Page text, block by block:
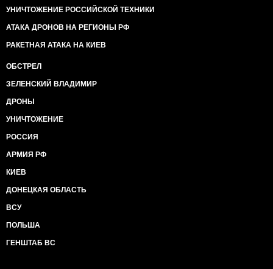
УНИЧТОЖЕНИЕ РОССИЙСКОЙ ТЕХНИКИ
АТАКА ДРОНОВ НА РЕГИОНЫ РФ
РАКЕТНАЯ АТАКА НА КИЕВ
ОБСТРЕЛ
ЗЕЛЕНСКИЙ ВЛАДИМИР
ДРОНЫ
УНИЧТОЖЕНИЕ
РОССИЯ
АРМИЯ РФ
КИЕВ
ДОНЕЦКАЯ ОБЛАСТЬ
ВСУ
ПОЛЬША
ГЕНШТАБ ВС